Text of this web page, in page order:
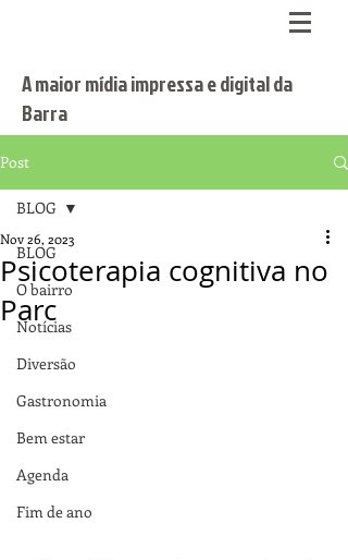
A maior mídia impressa e digital da
Barra
Post
BLOG
O bairro
Notícias
Diversão
Gastronomia
Bem estar
Agenda
Fim de ano
BLOG
Psicoterapia cognitiva no
Parc
Nov 26, 2023